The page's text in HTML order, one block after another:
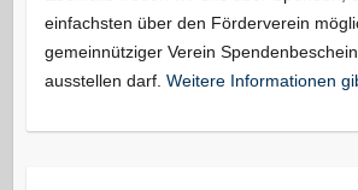
einfachsten über den Förderverein
gemeinnütziger Verein
ausstellen darf. Weitere Informationen